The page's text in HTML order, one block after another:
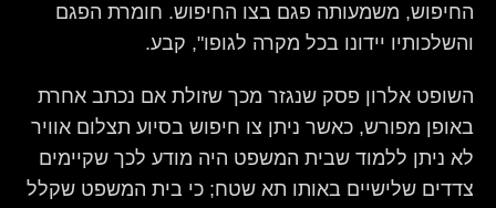
החיפוש, משמעותה פגם בצו החיפוש. חומרת הפגם
והשלכותיו יידונו בכל מקרה לגופו", קבע.
השופט אלרון פסק שנגזר מכך שזולת אם נכתב אחרת
באופן מפורש, כאשר ניתן צו חיפוש בסיוע תצלום אוויר
לא ניתן ללמוד שבית המשפט היה מודע לכך שקיימים
צדדים שלישיים באותו תא שטח; כי בית המשפט שקלל